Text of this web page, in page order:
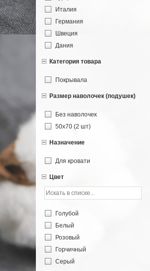
Италия
Германия
Швеция
Дания
Категория товара
Покрывала
Размер наволочек (подушек)
Без наволочек
50х70 (2 шт)
Назначение
Для кровати
Цвет
Голубой
Белый
Розовый
Горчичный
Серый